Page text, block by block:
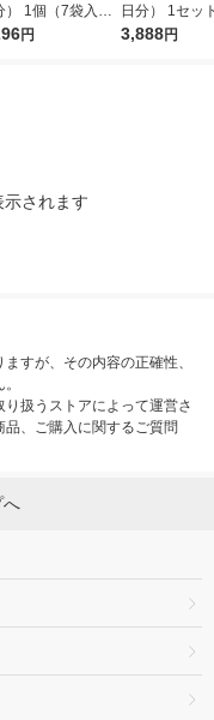
） 1個（7袋入）
リメント エクオ
円
日分） 1セッ
（7袋入）×3
3,888円
されます
すが、その内容の正確性、
扱うストアによって運営さ
、ご購入に関するご質問
へ